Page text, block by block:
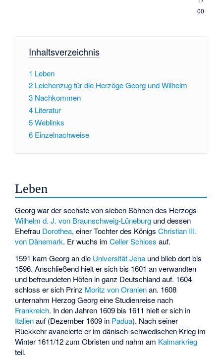
00
Inhaltsverzeichnis
1 Leben
2 Leichenzug für die Herzöge Georg und Wilhelm
3 Nachkommen
4 Literatur
5Weblinks
6 Einzelnachweise
Leben
Georg war der sechste von sieben Söhnen des Herzogs
Wilhelm d. J. von Braunschweig-Lüneburg und dessen
Ehefrau Dorothea, einer Tochter des KönigsChristian III.
von Dänemark. Er wuchs imCeller Schloss auf.
1591 kam Georg an die Universität Jena und blieb dort bis
1596. Anschließend hielt er sich bis 1601 an verwandten
und befreundeten Höfen in ganz Deutschland auf. 1604
schloss er sich Prinz Moritz von Oranienan. 1608
unternahm Herzog Georg eine Studienreise nach
Frankreich. In den Jahren 1609 bis 1611 hielt er sich in
Italienauf (Dezember 1609 in Padua). Nach seiner
Rückkehr avancierte er im dänisch-schwedischen Krieg im
Winter 1611/12 zum Obristen und nahm am Kalmarkrieg
teil.